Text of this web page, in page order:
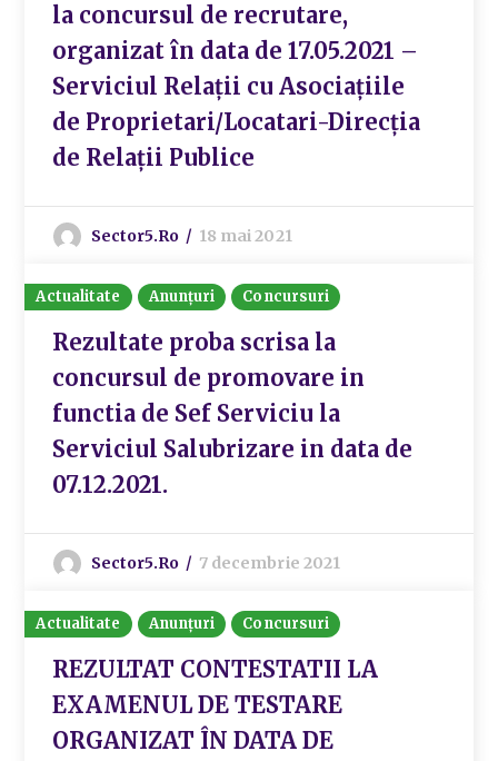
la concursul de recrutare,
organizat în data de 17.05.2021 –
Serviciul Relații cu Asociațiile
de Proprietari/Locatari-Direcția
de Relații Publice
Sector5.ro 18 mai 2021
Actualitate Anunțuri Concursuri
Rezultate proba scrisa la
concursul de promovare in
functia de Sef Serviciu la
Serviciul Salubrizare in data de
07.12.2021.
Sector5.ro 7 decembrie 2021
Actualitate Anunțuri Concursuri
REZULTAT CONTESTATII LA
EXAMENUL DE TESTARE
ORGANIZAT ÎN DATA DE